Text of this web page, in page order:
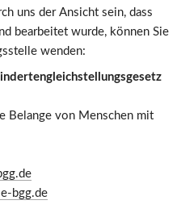
uns der Ansicht sein, dass
bearbeitet wurde, können Sie
wenden:
Belange von Menschen mit
bgg.de